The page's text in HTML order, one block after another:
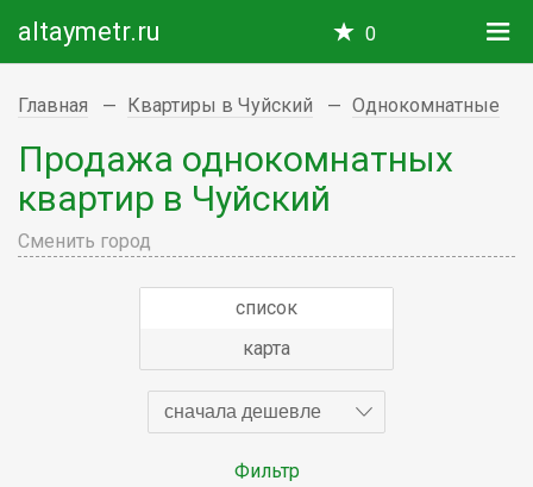
altaymetr.ru 0
Главная Квартиры в Чуйский Однокомнатные
Продажа однокомнатных
квартир в Чуйский
Сменить город
список
карта
сначала дешевле
Фильтр